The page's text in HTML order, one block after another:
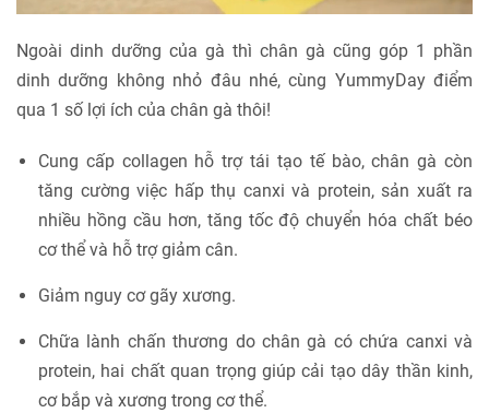
Ngoài dinh dưỡng của gà thì chân gà cũng góp 1 phần
dinh dưỡng không nhỏ đâu nhé, cùng YummyDay điểm
qua 1 số lợi ích của chân gà thôi!
Cung cấp collagen hỗ trợ tái tạo tế bào, chân gà còn
tăng cường việc hấp thụ canxi và protein, sản xuất ra
nhiều hồng cầu hơn, tăng tốc độ chuyển hóa chất béo
cơ thể và hỗ trợ giảm cân.
Giảm nguy cơ gãy xương.
Chữa lành chấn thương do chân gà có chứa canxi và
protein, hai chất quan trọng giúp cải tạo dây thần kinh,
cơ bắp và xương trong cơ thể.